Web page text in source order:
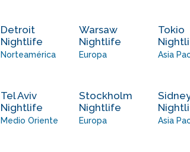
Detroit
Nightlife
Norteamérica
Warsaw
Nightlife
Europa
Tokio
Asia
Tel Aviv
Nightlife
Medio Oriente
Stockholm
Nightlife
Europa Asia